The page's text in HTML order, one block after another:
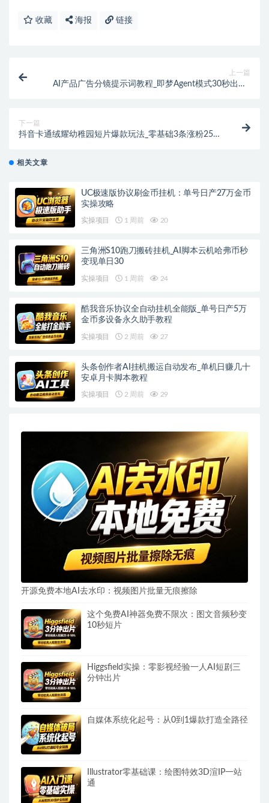
收藏 海报 链接
上一篇
AI产品广告分镜提示词教程_即梦Agent模式30秒出片_
下一篇
抖音卡通绒耀幼稚园短片爆款玩法_零基础3条涨粉25万
相关文章
UC极速版协议刷金币挂机：单号日产27万金币
实操攻略
实操项目 1 周前 20
三角洲S10跑刀搬砖挂机_AI脚本云机哈弗币秒
变现单日30
实操项目 1 周前 24
酷我音乐协议全自动挂机全能版_单号日产5万
金币多设备永久助手教程
实操项目 2 周前 27
头条创作者AI挂机搬运自动发布_单机日赚几十
安卓月卡脚本教程
实操项目 2 周前 29
开源免费本地AI去水印：视频图片批量无痕擦除
这个免费AI神器免费不限次：图文音频秒变
10秒短片
Higgsfield实操：零影视经验一人AI短剧三
分钟出片
自媒体系统化起号：从0到1爆款打造全路径
Illustrator零基础课：绘图特效3D渲IP一站
通